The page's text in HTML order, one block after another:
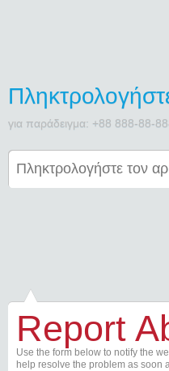
για παράδειγμα: +88 888-88-
Report
Use the form below to notify the
help resolve the problem as soon